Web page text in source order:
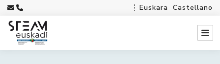
Euskara Castellano